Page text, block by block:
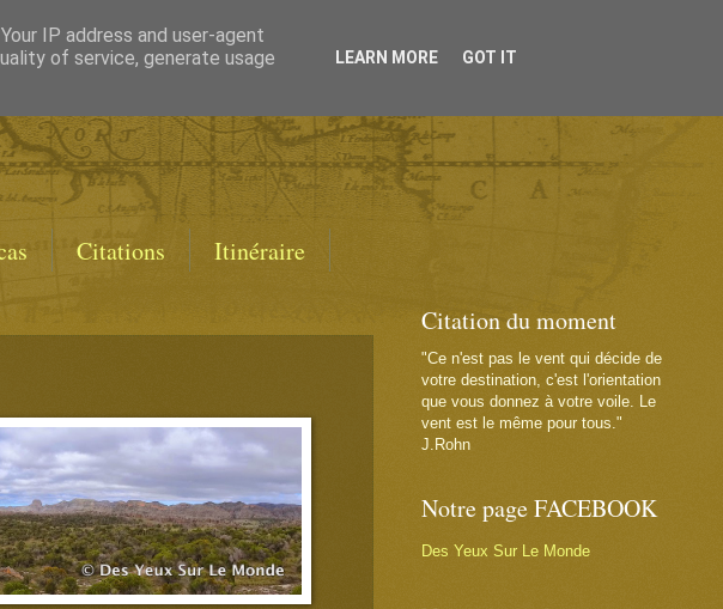
Citations Itinéraire
Citation du moment
"Ce n'est pas le vent qui décide de
votre destination, c'est l'orientation
que vous donnez à votre voile. Le
vent est le même pour tous."
J.Rohn
Notre page FACEBOOK
Des Yeux Sur Le Monde
IP address and user-agent
of service, generate usage
LEARN MORE GOT IT